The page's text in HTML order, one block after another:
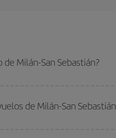
Milán-San Sebastián?
de Milán-San